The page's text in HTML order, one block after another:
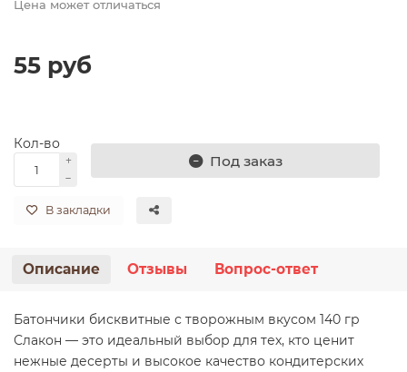
Малина
Все категории (13)
Морковь
Все категории (21)
Инжир
Все категории (25)
Морс
Все категории (14)
Приправы, листья
Все категории (14)
Патиссончики
Все категории (16)
Орехи, семечки, сухофрукты
Масло сливочное, маргарин
Яйцо
Мороженое, торты мороженное
Сосиски, сардельки
Субпродукты мясные
Рыба копченая
Салаты из морской капусты
Печенье, пряники, кексы фасованные
Шоколад, жев. резинка, Драже, Паста шоколадная
Цена может отличаться
55 руб
Кол-во
Под заказ
В закладки
Описание Отзывы Вопрос-ответ
Батончики бисквитные с творожным вкусом 140 гр
Слакон — это идеальный выбор для тех, кто ценит
нежные десерты и высокое качество кондитерских